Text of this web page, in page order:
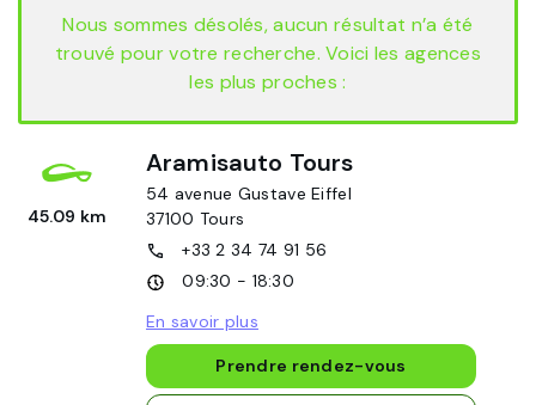
Nous sommes désolés, aucun résultat n’a été
trouvé pour votre recherche. Voici les agences
les plus proches :
45.09 km
Aramisauto Tours
54 avenue Gustave Eiffel
37100 Tours
+33 2 34 74 91 56
09:30 - 18:30
En savoir plus
Prendre rendez-vous